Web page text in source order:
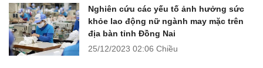
Nghiên cứu các yếu tố ảnh hưởng sức
khỏe lao động nữ ngành may mặc trên
địa bàn tỉnh Đồng Nai
25/12/2023 02:06 Chiều